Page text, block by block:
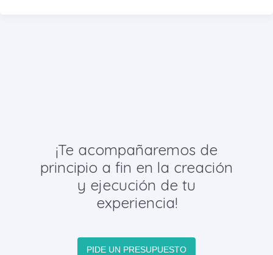
¡Te acompañaremos de
principio a fin en la creación
y ejecución de tu
experiencia!
PIDE UN PRESUPUESTO